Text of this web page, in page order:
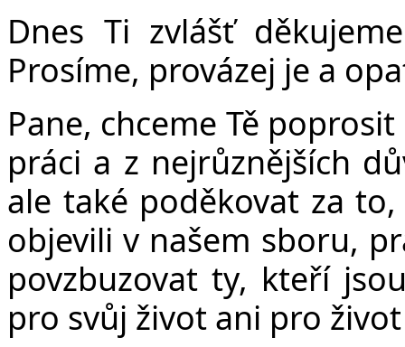
Dnes Ti zvlášť
Prosíme, provázej je a
Pane, chceme Tě
práci a z nejrůznějších
ale také poděkovat za
objevili v našem sboru,
povzbuzovat ty, kteří
pro svůj život ani pro